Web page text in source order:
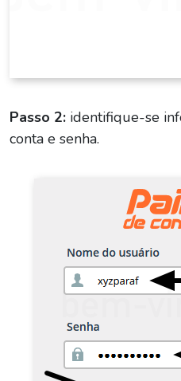
Passo 2: identifique-se
conta e senha.